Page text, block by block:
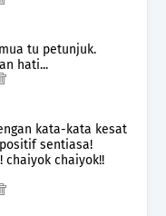
tu petunjuk.
hati...
kata-kata kesat
sentiasa!
chaiyok chaiyok!!